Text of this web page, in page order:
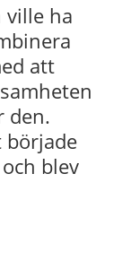
ville ha
att
den.
började
blev